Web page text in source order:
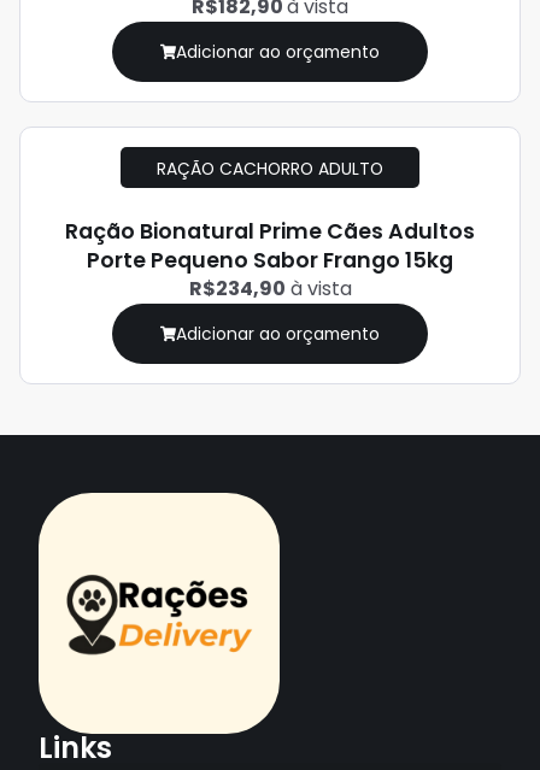
R$182,90à vista
Adicionar ao orçamento
RAÇÃO CACHORRO ADULTO
Ração Bionatural Prime Cães Adultos
Porte Pequeno Sabor Frango 15kg
R$234,90 à vista
Adicionar ao orçamento
Links